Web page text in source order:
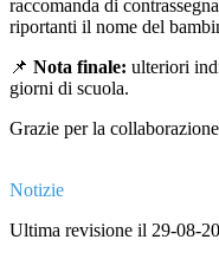
raccomanda di
riportanti il nome del
📌 Nota finale: ulteriori
giorni di scuola.
Grazie per la
Notizie
Ultima revisione il 29-08-